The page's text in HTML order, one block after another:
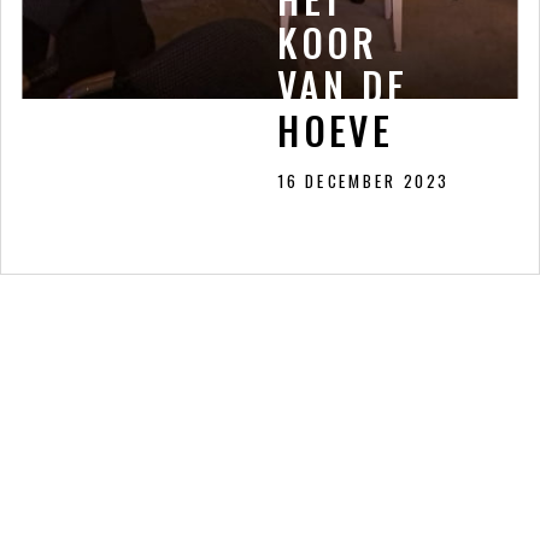
16 DECEMBER 2023
KOOR
VAN DE
HOEVE
KOOR
VAN DE
HOEVE